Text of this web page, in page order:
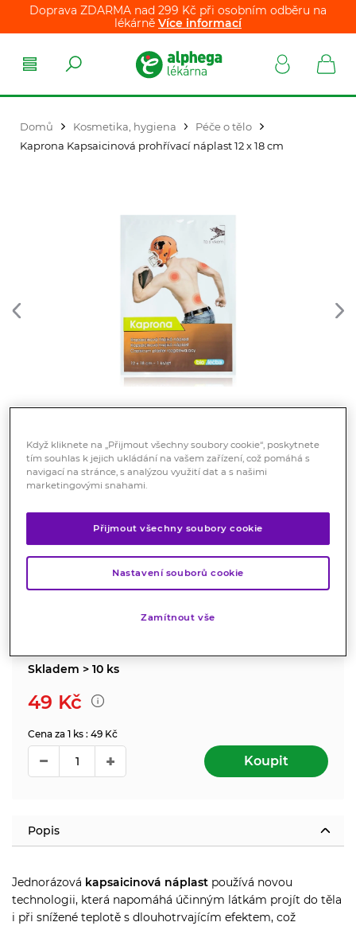
Doprava ZDARMA nad 299 Kč při osobním odběru na
lékárně Více informací
Domů Kosmetika, hygiena
Péče o tělo
Kaprona Kapsaicinová prohřívací náplast 12 x 18 cm
Kaprona Kapsaicinová
prohřívací náplast 12 x 18 cm
svalových a kloubních potížích.
Skladem > 10 ks
49 Kč
Cena za 1 ks : 49 Kč
Koupit
Popis
Jednorázová kapsaicinová náplast používá novou
technologii, která napomáhá účinným látkám projít do těla
i při snížené teplotě s dlouhotrvajícím efektem, což
Když kliknete na „Přijmout všechny soubory cookie“, poskytnete
tím souhlas k jejich ukládání na vašem zařízení, což pomáhá s
navigací na stránce, s analýzou využití dat a s našimi
marketingovými snahami.
Přijmout všechny soubory cookie
Nastavení souborů cookie
Zamítnout vše